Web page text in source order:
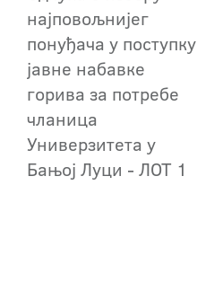
најповољнијег
понуђача у поступку
јавне набавке
горива за потребе
чланица
Универзитета у
Бањој Луци - ЛОТ 1